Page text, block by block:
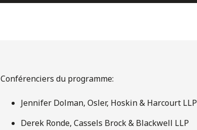
Conférenciers du programme:
Jennifer Dolman, Osler, Hoskin & Harcourt LLP
Derek Ronde, Cassels Brock & Blackwell LLP